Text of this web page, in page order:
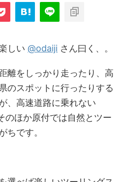
しい @odaiji さん曰く、。
離をしっかり走ったり、高
のスポットに行ったりする
、高速道路に乗れない
のほか原付では自然とツー
ちです。